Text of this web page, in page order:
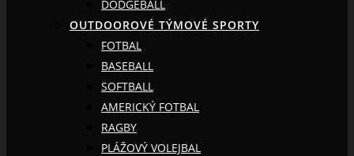
DODGEBALL
OUTDOOROVÉ TÝMOVÉ SPORTY
FOTBAL
BASEBALL
SOFTBALL
AMERICKÝ FOTBAL
RAGBY
PLÁŽOVÝ VOLEJBAL